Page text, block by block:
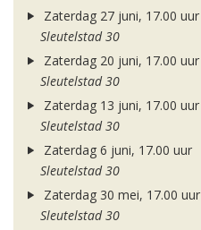
Zaterdag 27 juni, 17.00 uur
Sleutelstad 30
Zaterdag 20 juni, 17.00 uur
Sleutelstad 30
Zaterdag 13 juni, 17.00 uur
Sleutelstad 30
Zaterdag 6 juni, 17.00 uur
Sleutelstad 30
Zaterdag 30 mei, 17.00 uur
Sleutelstad 30